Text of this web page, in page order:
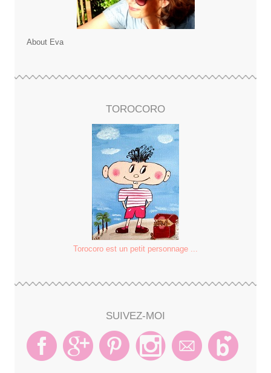
About Eva
TOROCORO
Torocoro est un petit personnage ...
SUIVEZ-MOI